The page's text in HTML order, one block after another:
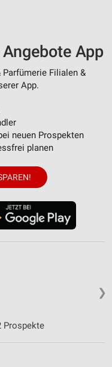
App
Parfümerie Filialen &
App.
neuen Prospekten
planen
❯
Prospekte